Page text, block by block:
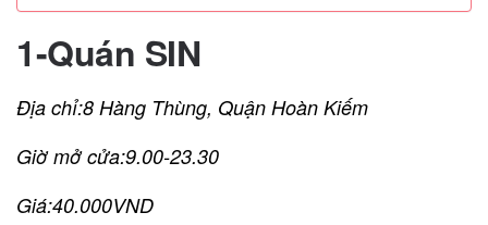
1-Quán SIN
Địa chỉ:8 Hàng Thùng, Quận Hoàn Kiếm
Giờ mở cửa:9.00-23.30
Giá:40.000VND